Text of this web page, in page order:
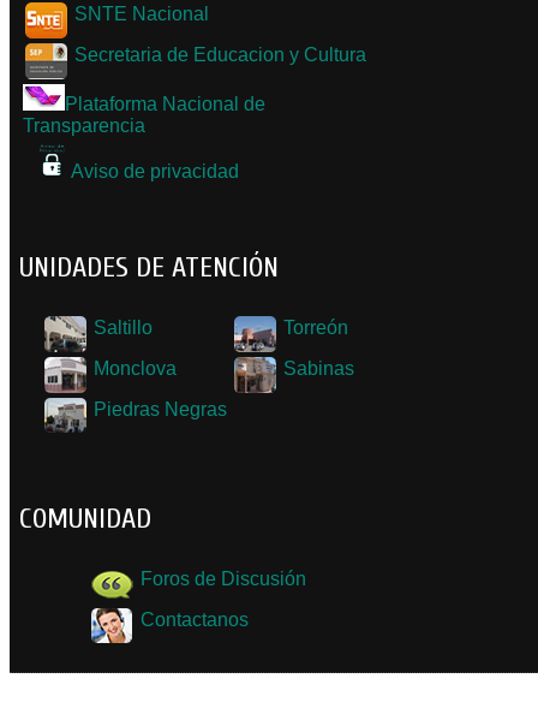
SNTE Nacional
Secretaria de Educacion y Cultura
Plataforma Nacional de
Transparencia
Aviso de privacidad
UNIDADES DE ATENCIÓN
Saltillo
Torreón
Monclova
Sabinas
Piedras Negras
COMUNIDAD
Foros de Discusión
Contactanos